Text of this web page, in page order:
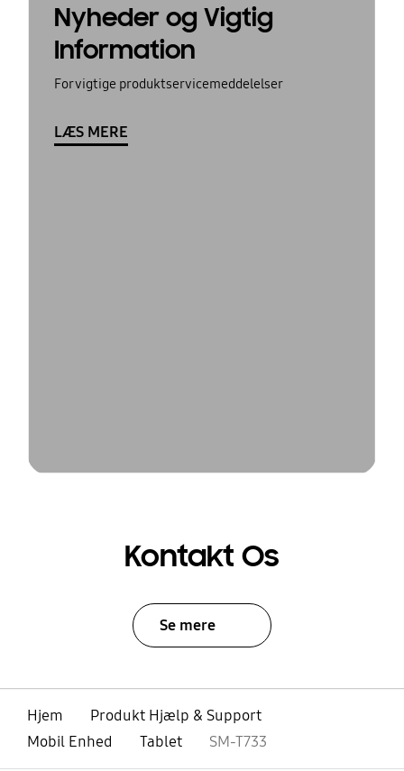
Nyheder og Vigtig
Information
For vigtige produktservicemeddelelser
LÆS MERE
Kontakt Os
Se mere
Hjem
Produkt Hjælp & Support
Mobil Enhed
Tablet SM-T733